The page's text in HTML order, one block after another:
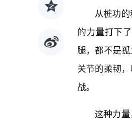
从桩功
的力量打下
腿，都不是
关节的柔韧
战。
这种力